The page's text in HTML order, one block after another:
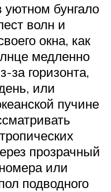
бунгало
волн и
окна, как
медленно
за горизонта,
или
пучине
прозрачный
или
подводного